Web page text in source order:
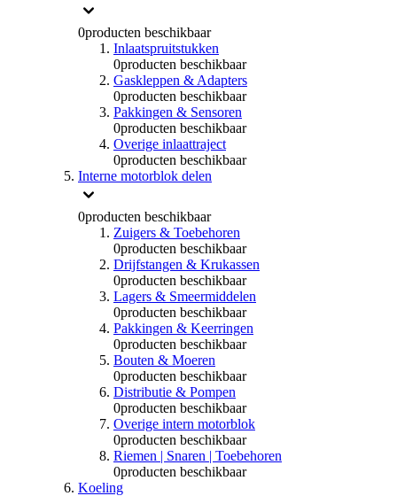
0producten beschikbaar
Inlaatspruitstukken
0producten beschikbaar
Gaskleppen & Adapters
0producten beschikbaar
Pakkingen & Sensoren
0producten beschikbaar
Overige inlaattraject
0producten beschikbaar
Interne motorblok delen
0producten beschikbaar
Zuigers & Toebehoren
0producten beschikbaar
Drijfstangen & Krukassen
0producten beschikbaar
Lagers & Smeermiddelen
0producten beschikbaar
Pakkingen & Keerringen
0producten beschikbaar
Bouten & Moeren
0producten beschikbaar
Distributie & Pompen
0producten beschikbaar
Overige intern motorblok
0producten beschikbaar
Riemen | Snaren | Toebehoren
0producten beschikbaar
Koeling